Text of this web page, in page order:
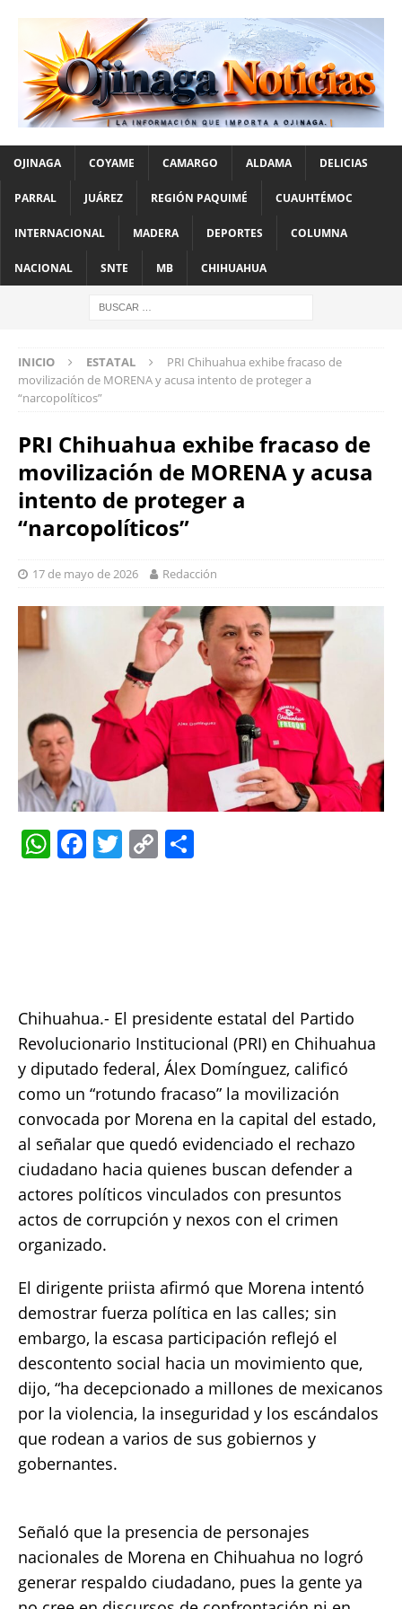
OJINAGA COYAME CAMARGO ALDAMA DELICIAS
PARRAL JUÁREZ REGIÓN PAQUIMÉ CUAUHTÉMOC
INTERNACIONAL MADERA DEPORTES COLUMNA
NACIONAL SNTE MB CHIHUAHUA
INICIO ESTATAL
PRI Chihuahua exhibe fracaso de
movilización de MORENA y acusa intento de proteger a
“narcopolíticos”
PRI Chihuahua exhibe fracaso de
movilización de MORENA y acusa
intento de proteger a
“narcopolíticos”
17 de mayo de 2026 Redacción
W
p
F
o
k
T C
k
Chihuahua.- El presidente estatal del Partido
Revolucionario Institucional (PRI) en Chihuahua
y diputado federal, Álex Domínguez, calificó
como un “rotundo fracaso” la movilización
convocada por Morena en la capital del estado,
al señalar que quedó evidenciado el rechazo
ciudadano hacia quienes buscan defender a
actores políticos vinculados con presuntos
actos de corrupción y nexos con el crimen
organizado.
El dirigente priista afirmó que Morena intentó
demostrar fuerza política en las calles; sin
embargo, la escasa participación reflejó el
descontento social hacia un movimiento que,
dijo, “ha decepcionado a millones de mexicanos
por la violencia, la inseguridad y los escándalos
que rodean a varios de sus gobiernos y
gobernantes.
Señaló que la presencia de personajes
nacionales de Morena en Chihuahua no logró
generar respaldo ciudadano, pues la gente ya